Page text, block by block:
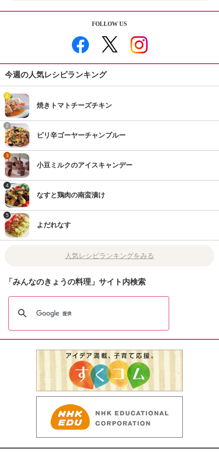
FOLLOW US
今週の人気レシピランキング
1
焼きトマトチーズチキン
2
ピリ辛ゴーヤーチャンプルー
3
小豆ミルクのアイスキャンデー
4
なすと鶏肉の南蛮漬け
5
よだれなす
人気レシピランキングをみる
「みんなのきょうの料理」サイト内検索